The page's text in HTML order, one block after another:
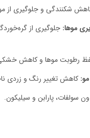
شکنندگی و جلوگیری از
موها: جلوگیری از
رطوبت موها و کاهش
کاهش تغییر رنگ و زردی
سولفات، پارابن و سیلیکون.